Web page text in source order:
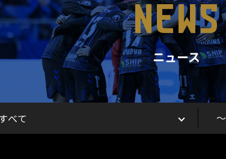
NEWS
ニュース
～